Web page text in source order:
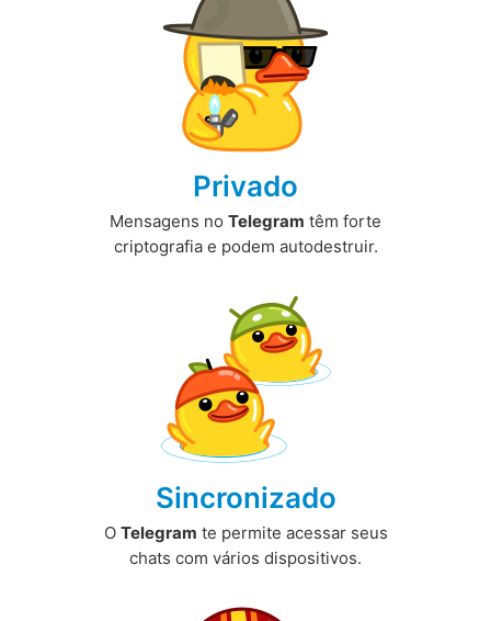
Privado
Mensagens no Telegram têm forte
criptografia e podem autodestruir.
Sincronizado
O Telegram te permite acessar seus
chats com vários dispositivos.